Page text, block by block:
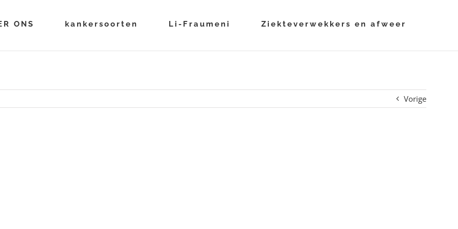
ONS kankersoorten Li-Fraumeni Ziekteverwekkers en afweer
Vorige